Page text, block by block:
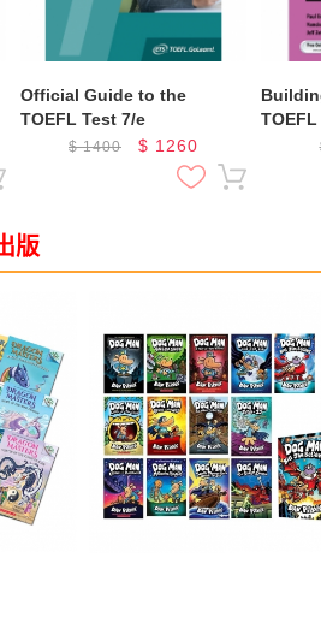
Official Guide to the
TOEFL Test 7/e
$1400 $ 1260
版